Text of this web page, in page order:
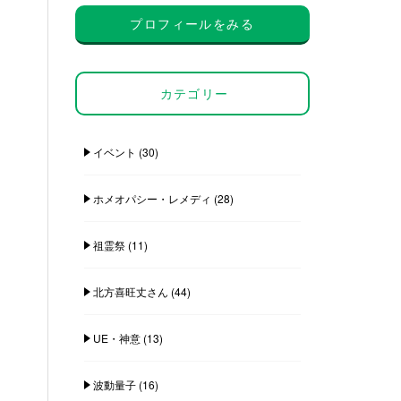
プロフィールをみる
カテゴリー
イベント (30)
ホメオパシー・レメディ (28)
祖霊祭(11)
北方喜旺丈さん (44)
UE・神意(13)
波動量子(16)